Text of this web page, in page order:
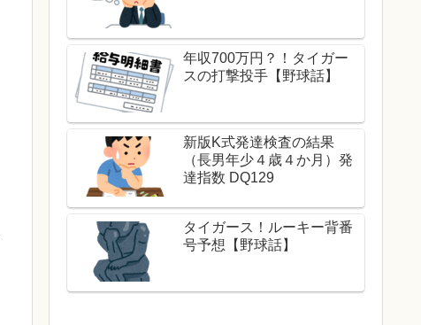
年収700万円？！タイガー
スの打撃投手【野球話】
新版K式発達検査の結果
（長男年少４歳４か月）発
達指数 DQ129
タイガース！ルーキー背番
号予想【野球話】